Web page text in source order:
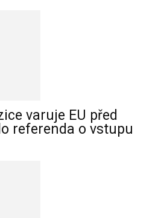
varuje EU před
referenda o vstupu